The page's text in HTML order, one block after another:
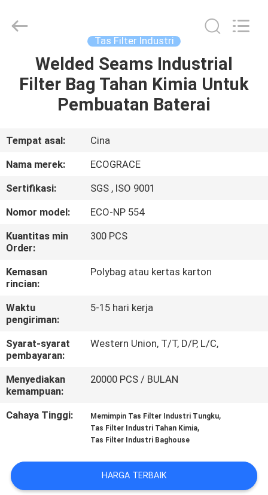
RUMAH
PRODUK
TENTANG
KAMI
TUR
PABRIK
KONTROL
KUALITAS
HUBUNGI
KAMI
BERITA
PERMINTAAN
PENAWARAN
SITEMAP
Copyright
ENVIROTECH
CO.,LTD.
Tas Filter Industri
Welded Seams Industrial
Filter Bag Tahan Kimia Untuk
Pembuatan Baterai
Tempat asal:
Cina
Nama merek:
ECOGRACE
Sertifikasi:
SGS , ISO 9001
Nomor model:
ECO-NP 554
Kuantitas min
Order:
300 PCS
Kemasan
rincian:
Polybag atau kertas karton
Waktu
pengiriman:
5-15 hari kerja
Syarat-syarat
pembayaran:
Western Union, T/T, D/P, L/C,
Menyediakan
kemampuan:
20000 PCS / BULAN
Cahaya Tinggi: Memimpin Tas Filter Industri Tungku,
Tas Filter Industri Tahan Kimia,
Tas Filter Industri Baghouse
HARGA TERBAIK